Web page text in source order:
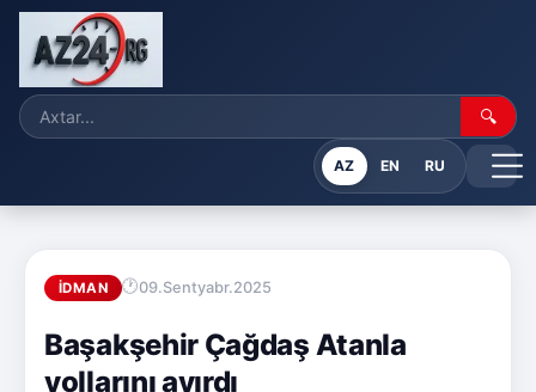
🔍
AZ EN RU
İDMAN 09.Sentyabr.2025
Başakşehir Çağdaş Atanla
yollarını ayırdı